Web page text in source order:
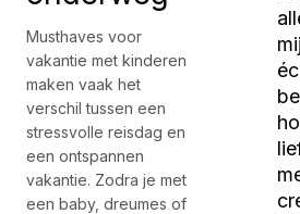
Musthaves voor
vakantie met kinderen
maken vaak het
verschil tussen een
stressvolle reisdag en
een ontspannen
vakantie. Zodra je met
een baby, dreumes of